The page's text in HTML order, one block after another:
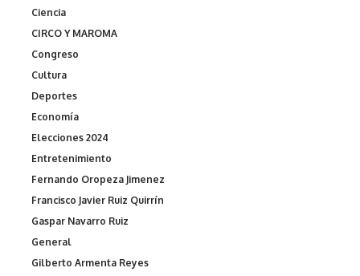
Ciencia
CIRCO Y MAROMA
Congreso
Cultura
Deportes
Economía
Elecciones 2024
Entretenimiento
Fernando Oropeza Jimenez
Francisco Javier Ruiz Quirrín
Gaspar Navarro Ruiz
General
Gilberto Armenta Reyes